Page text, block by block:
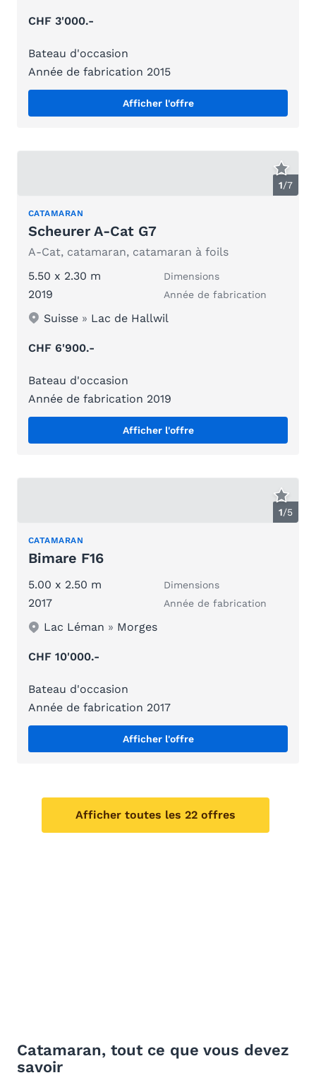
CHF 3'000.-
Bateau d'occasion
Année de fabrication 2015
Afficher l'offre
1/7
CATAMARAN
Scheurer A-Cat G7
A-Cat, catamaran, catamaran à foils
5.50 x 2.30 m
Dimensions
2019 Année de fabrication
Suisse » Lac de Hallwil
CHF 6'900.-
Bateau d'occasion
Année de fabrication 2019
Afficher l'offre
1/5
CATAMARAN
Bimare F16
5.00 x 2.50 m Dimensions
2017 Année de fabrication
Lac Léman » Morges
CHF 10'000.-
Bateau d'occasion
Année de fabrication 2017
Afficher l'offre
Afficher toutes les 22 offres
Catamaran, tout ce que vous devez
savoir